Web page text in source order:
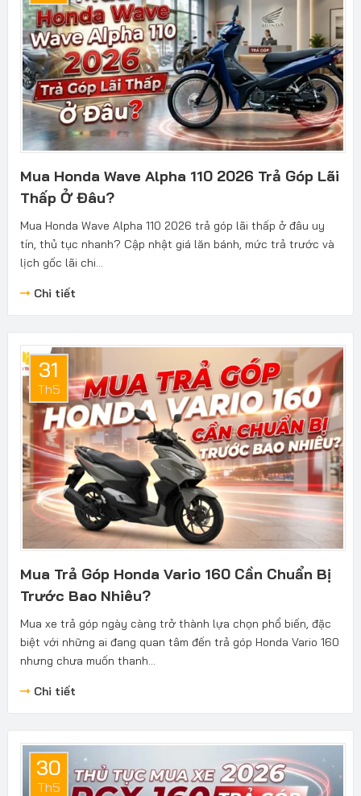
Mua Honda Wave Alpha 110 2026 Trả Góp Lãi
Thấp Ở Đâu?
Mua Honda Wave Alpha 110 2026 trả góp lãi thấp ở đâu uy
tín, thủ tục nhanh? Cập nhật giá lăn bánh, mức trả trước và
lịch gốc lãi chi...
Chi tiết
31
Th5
Mua Trả Góp Honda Vario 160 Cần Chuẩn Bị
Trước Bao Nhiêu?
Mua xe trả góp ngày càng trở thành lựa chọn phổ biến, đặc
biệt với những ai đang quan tâm đến trả góp Honda Vario 160
nhưng chưa muốn thanh...
Chi tiết
30
Th5